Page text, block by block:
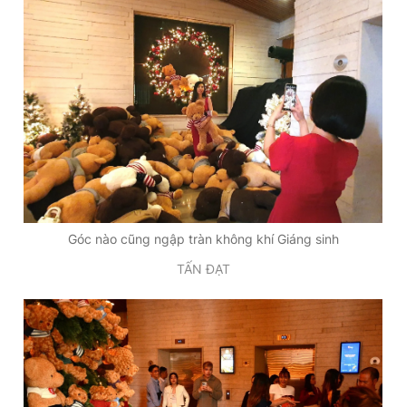
Góc nào cũng ngập tràn không khí Giáng sinh
TẤN ĐẠT